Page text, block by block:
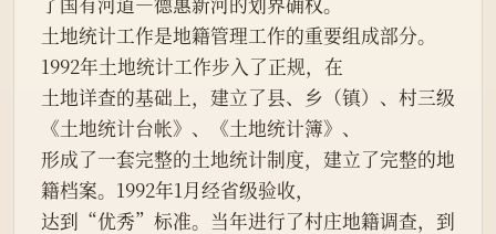
土地统计工作是地籍管理工作的重要组成部分。
1992年土地统计工作步入了正规，在
土地详查的基础上，建立了县、乡（镇）、村三级
《土地统计台帐》、《土地统计簿》、
形成了一套完整的土地统计制度，建立了完整的地
籍档案。1992年1月经省级验收，
达到“优秀”标准。当年进行了村庄地籍调查，到